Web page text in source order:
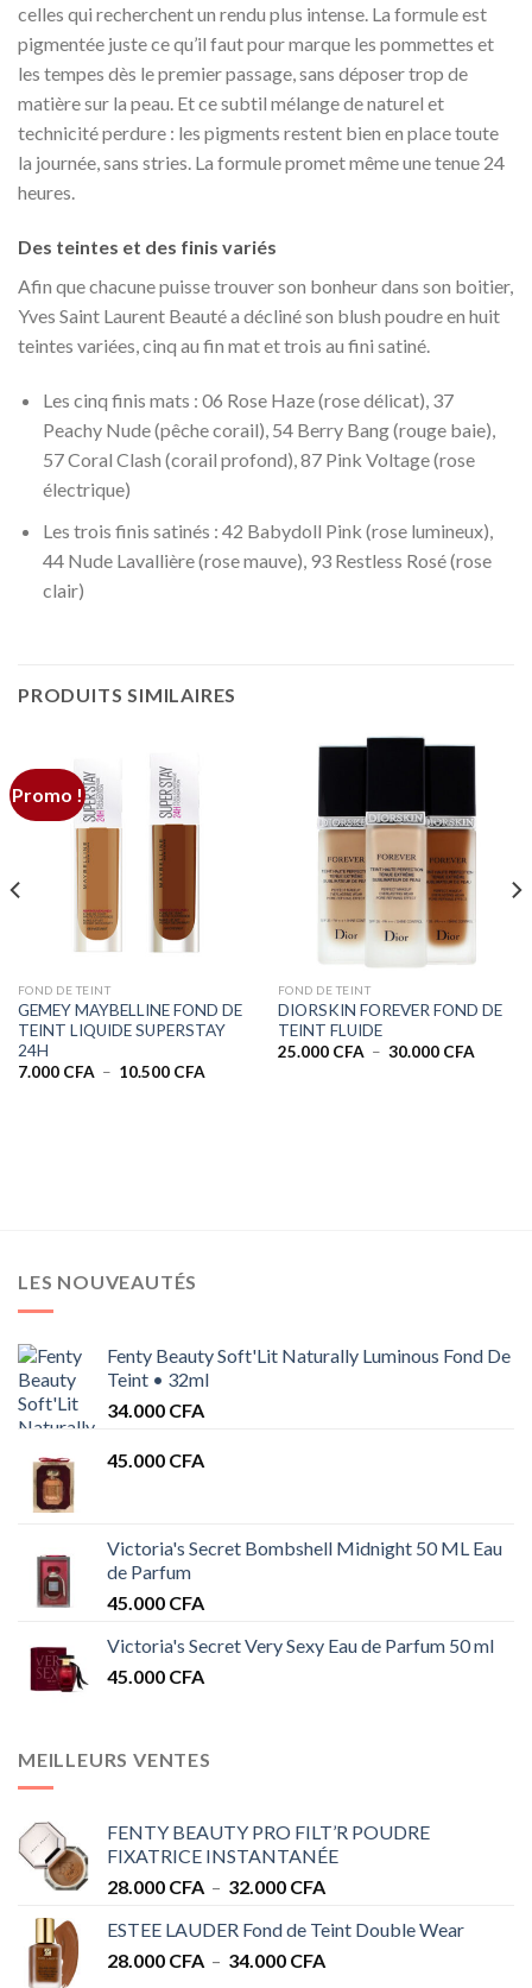
celles qui recherchent un rendu plus intense. La formule est
pigmentée juste ce qu’il faut pour marque les pommettes et
les tempes dès le premier passage, sans déposer trop de
matière sur la peau. Et ce subtil mélange de naturel et
technicité perdure : les pigments restent bien en place toute
la journée, sans stries. La formule promet même une tenue 24
heures.
Des teintes et des finis variés
Afin que chacune puisse trouver son bonheur dans son boitier,
Yves Saint Laurent Beauté a décliné son blush poudre en huit
teintes variées, cinq au fin mat et trois au fini satiné.
Les cinq finis mats : 06 Rose Haze (rose délicat), 37
Peachy Nude (pêche corail), 54 Berry Bang (rouge baie),
57 Coral Clash (corail profond), 87 Pink Voltage (rose
électrique)
Les trois finis satinés : 42 Babydoll Pink (rose lumineux),
44 Nude Lavallière (rose mauve), 93 Restless Rosé (rose
clair)
PRODUITS SIMILAIRES
Promo !
FOND DE TEINT
GEMEY MAYBELLINE FOND DE
TEINT LIQUIDE SUPERSTAY
24H
7.000 CFA – 10.500 CFAPlage
FOND DE TEINT
DIORSKIN FOREVER FOND DE
TEINT FLUIDE
25.000 CFA – 30.000 CFAPlage
LES NOUVEAUTÉS
Fenty Beauty Soft'Lit Naturally Luminous Fond De
Teint • 32ml
34.000 CFA
45.000 CFA
Victoria's Secret Bombshell Midnight 50 ML Eau
de Parfum
45.000 CFA
Victoria's Secret Very Sexy Eau de Parfum 50 ml
45.000 CFA
MEILLEURS VENTES
FENTY BEAUTY PRO FILT’R POUDRE
FIXATRICE INSTANTANÉE
28.000 CFA – 32.000 CFAPlage
prix :
28.000 CFA
ESTEE LAUDER Fond de Teint Double Wear
28.000 CFA – 34.000 CFAPlage